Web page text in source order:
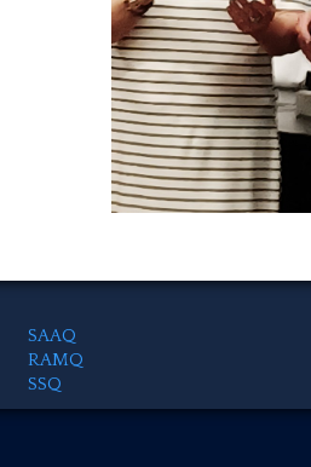
SAAQ
RAMQ
SSQ